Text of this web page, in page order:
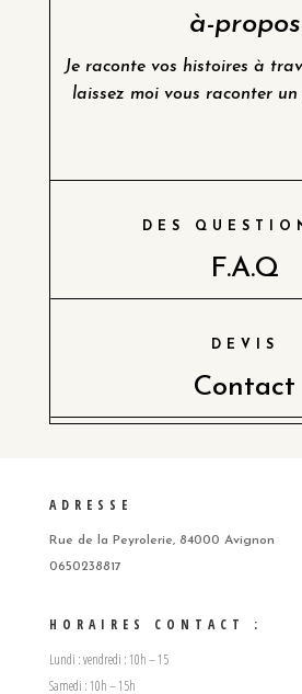
à-propos
Je raconte vos histoires à
laissez moi vous raconter un
DES
F.A.Q
DEVIS
Contact
ADRESSE
Rue de la Peyrolerie, 84000 Avignon
0650238817
HORAIRES CONTACT :
Lundi : vendredi : 10h – 15
Samedi : 10h – 15h